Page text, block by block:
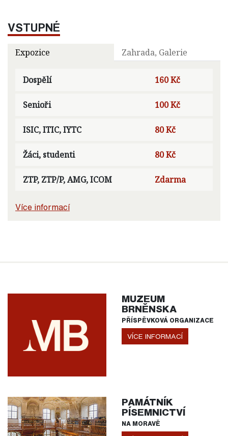
VSTUPNÉ
Expozice Zahrada, Galerie
Dospělí 160 Kč
Senioři 100 Kč
ISIC, ITIC, IYTC 80 Kč
Žáci, studenti 80 Kč
ZTP, ZTP/P, AMG, ICOM Zdarma
Více informací
MUZEUM
BRNĚNSKA
PŘÍSPĚVKOVÁ ORGANIZACE
VÍCE INFORMACÍ
PAMÁTNÍK
PÍSEMNICTVÍ
NA MORAVĚ